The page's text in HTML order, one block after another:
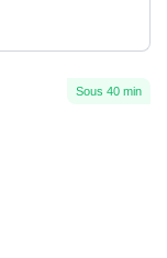
Sous 40 min